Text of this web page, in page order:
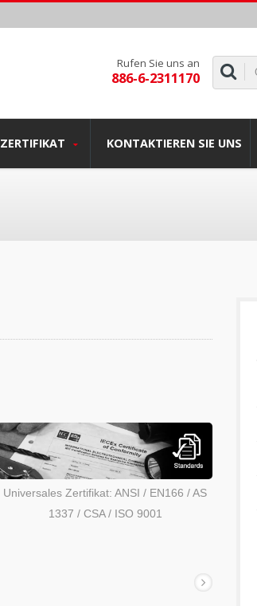
Rufen Sie uns an
886-6-2311170
ZERTIFIKAT KONTAKTIEREN SIE UNS
Universales Zertifikat: ANSI / EN166 / AS
1337 / CSA / ISO 9001